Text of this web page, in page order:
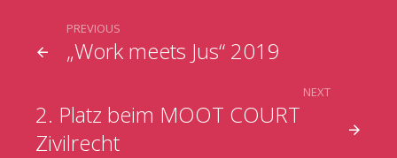
„Work meets Jus“ 2019
PREVIOUS
2. Platz beim MOOT COURT
Zivilrecht
NEXT